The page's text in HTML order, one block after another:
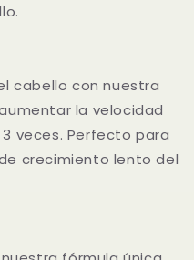
cabello con nuestra
la velocidad
veces. Perfecto para
crecimiento lento del